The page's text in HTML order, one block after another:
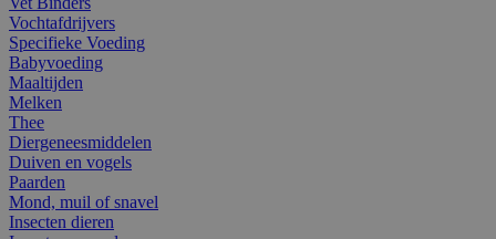
Vochtafdrijvers
Specifieke Voeding
Babyvoeding
Maaltijden
Melken
Thee
Diergeneesmiddelen
Duiven en vogels
Paarden
Mond, muil of snavel
Insecten dieren